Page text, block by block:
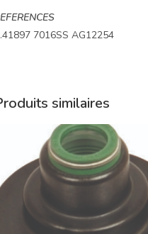
7016SS AG12254
similaires